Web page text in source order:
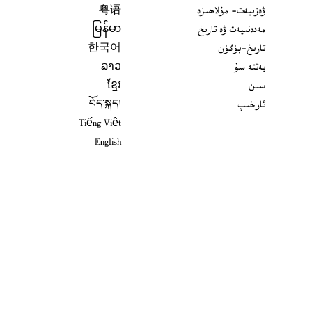
ۋەزىيەت- مۇلاھىزە
مەدەنىيەت ۋە تارىخ
تارىخ-بۈگۈن
يەتتە سۇ
سىن
ئارخىپ
粤语
မြန်မာ
한국어
ລາວ
ខ្មែរ
བོད་སྐད།
Tiếng Việt
English